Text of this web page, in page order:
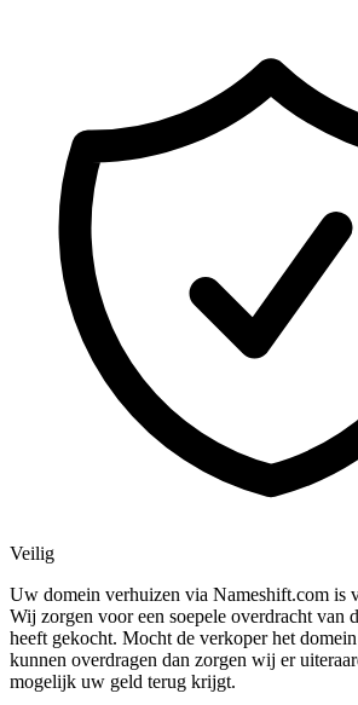
Veilig
Uw domein verhuizen via Nameshift.com is
Wij zorgen voor een soepele overdracht van
heeft gekocht. Mocht de verkoper het
kunnen overdragen dan zorgen wij er
mogelijk uw geld terug krijgt.